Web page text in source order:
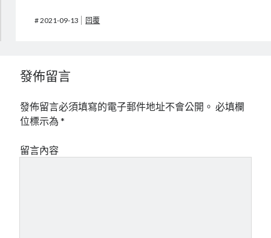
#2021-09-13 回覆
發佈留言
發佈留言必須填寫的電子郵件地址不會公開。 必填欄
位標示為*
留言內容